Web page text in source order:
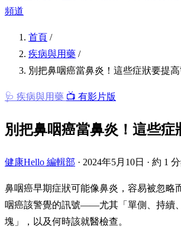
頻道
首頁 /
疾病與用藥 /
別把鼻咽癌當鼻炎！這些症狀要提
🩺 疾病與用藥 📺 有影片版
別把鼻咽癌當鼻炎！這些症
健康Hello 編輯部 · 2024年5月10日 · 約 1
鼻咽癌早期症狀可能像鼻炎，容易被忽略
咽癌該警覺的訊號——尤其「單側、持續
塊」，以及何時該就醫檢查。